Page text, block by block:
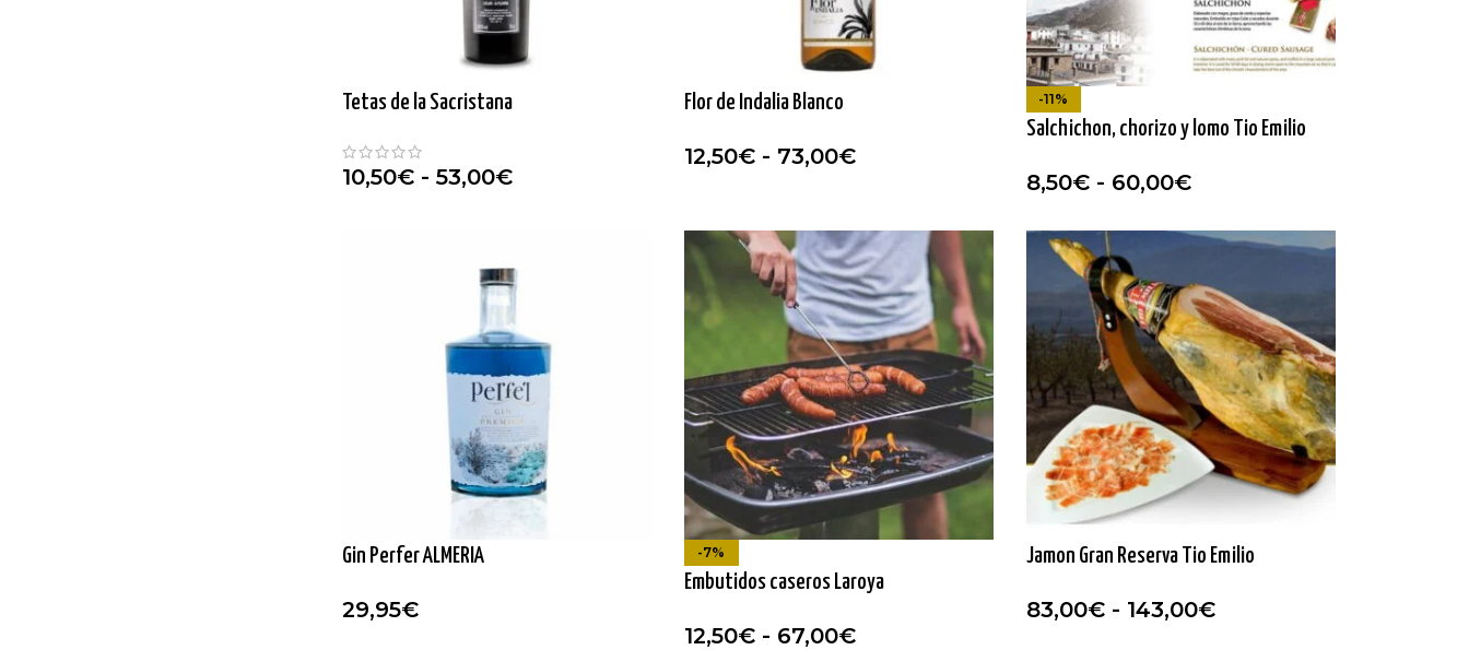
Tetas de la Sacristana
10,50€ - 53,00€
Flor de Indalia Blanco
12,50€ - 73,00€
-11%
Salchichon, chorizo y lomo Tio Emilio
8,50€ - 60,00€
Gin Perfer ALMERIA
29,95€
-7%
Embutidos caseros Laroya
12,50€ - 67,00€
Jamon Gran Reserva Tio Emilio
83,00€ - 143,00€